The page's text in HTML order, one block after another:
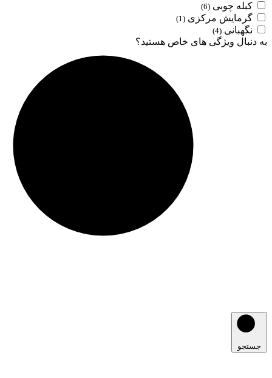
کبله چوبی (6)
گرمایش مرکزی (1)
نگهبانی (4)
به دنبال ویژگی های خاص هستید؟
جستجو